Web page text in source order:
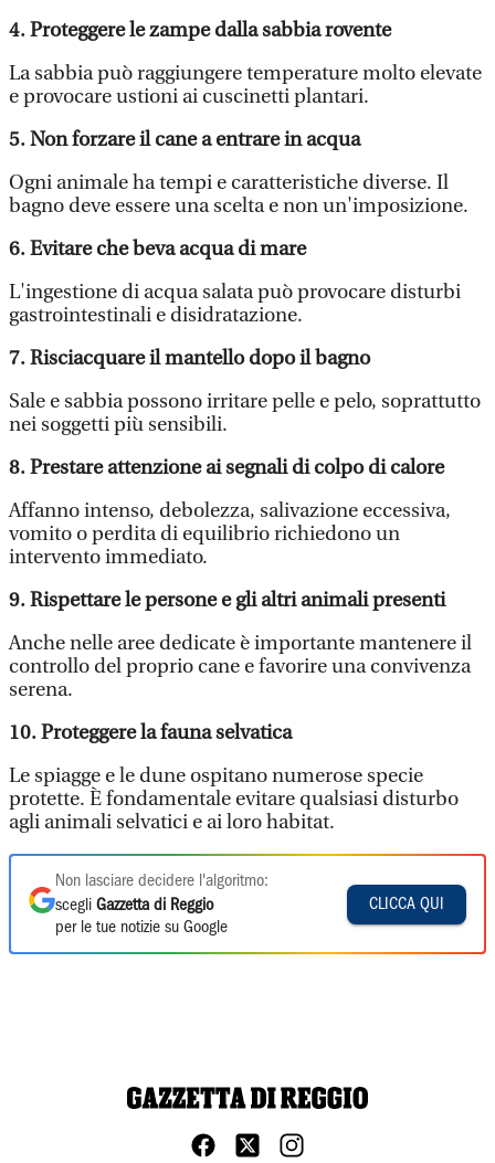
4. Proteggere le zampe dalla sabbia rovente
La sabbia può raggiungere temperature molto elevate
e provocare ustioni ai cuscinetti plantari.
5. Non forzare il cane a entrare in acqua
Ogni animale ha tempi e caratteristiche diverse. Il
bagno deve essere una scelta e non un'imposizione.
6. Evitare che beva acqua di mare
L'ingestione di acqua salata può provocare disturbi
gastrointestinali e disidratazione.
7. Risciacquare il mantello dopo il bagno
Sale e sabbia possono irritare pelle e pelo, soprattutto
nei soggetti più sensibili.
8. Prestare attenzione ai segnali di colpo di calore
Affanno intenso, debolezza, salivazione eccessiva,
vomito o perdita di equilibrio richiedono un
intervento immediato.
9. Rispettare le persone e gli altri animali presenti
Anche nelle aree dedicate è importante mantenere il
controllo del proprio cane e favorire una convivenza
serena.
10. Proteggere la fauna selvatica
Le spiagge e le dune ospitano numerose specie
protette. È fondamentale evitare qualsiasi disturbo
agli animali selvatici e ai loro habitat.
Non lasciare decidere l'algoritmo:
scegli Gazzetta di Reggio
per le tue notizie su Google
CLICCA QUI